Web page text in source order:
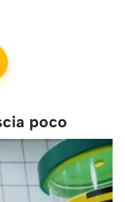
poco